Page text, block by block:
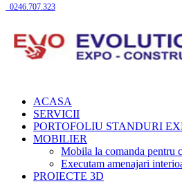
0246.707.323
ACASA
SERVICII
PORTOFOLIU STANDURI
MOBILIER
Mobila la comanda pentru
Executam amenajari
PROIECTE 3D